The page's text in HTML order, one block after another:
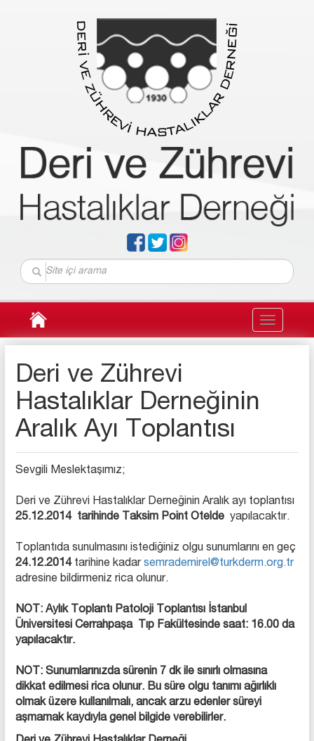
Toggle
navigation
Deri ve Zührevi
Hastalıklar Derneğinin
Aralık Ayı Toplantısı
Sevgili Meslektaşımız;
Deri ve Zührevi Hastalıklar Derneğinin Aralık ayı toplantısı
25.12.2014 tarihinde Taksim Point Otelde yapılacaktır.
Toplantıda sunulmasını istediğiniz olgu sunumlarını en geç
24.12.2014tarihine kadarsemrademirel@turkderm.org.tr
adresine bildirmeniz rica olunur.
NOT: Aylık Toplantı Patoloji Toplantısı İstanbul
Üniversitesi Cerrahpaşa Tıp Fakültesinde saat: 16.00 da
yapılacaktır.
NOT: Sunumlarınızda sürenin 7 dk ile sınırlı olmasına
dikkat edilmesi rica olunur. Bu süre olgu tanımı ağırlıklı
olmak üzere kullanılmalı, ancak arzu edenler süreyi
aşmamak kaydıyla genel bilgide verebilirler.